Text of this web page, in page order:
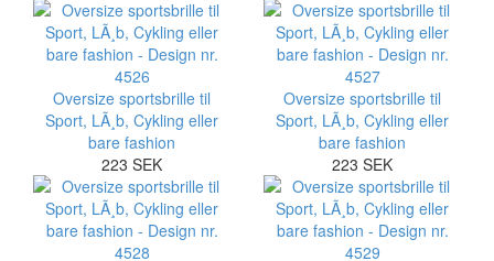
Oversize sportsbrille til
Sport, LÃ¸b, Cykling eller
bare fashion
223 SEK
Oversize sportsbrille til
Sport, LÃ¸b, Cykling eller
bare fashion
223 SEK